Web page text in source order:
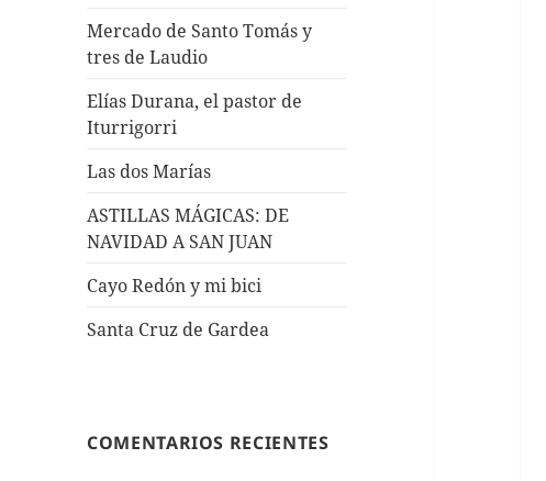
Mercado de Santo Tomás y
tres de Laudio
Elías Durana, el pastor de
Iturrigorri
Las dos Marías
ASTILLAS MÁGICAS: DE
NAVIDAD A SAN JUAN
Cayo Redón y mi bici
Santa Cruz de Gardea
COMENTARIOS RECIENTES